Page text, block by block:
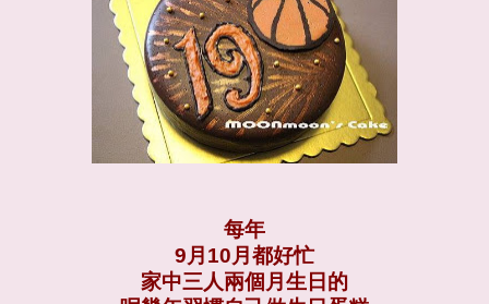
每年
9月10月都好忙
家中三人兩個月生日的